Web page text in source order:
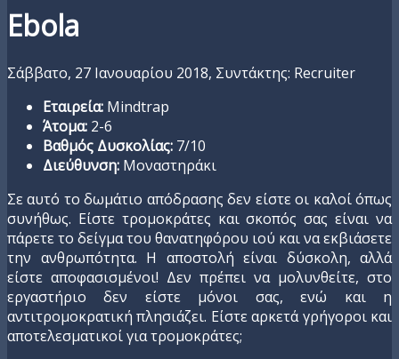
Ebola
Σάββατο, 27 Ιανουαρίου 2018, Συντάκτης: Recruiter
Εταιρεία: Mindtrap
Άτομα: 2-6
Βαθμός Δυσκολίας: 7/10
Διεύθυνση: Μοναστηράκι
Σε αυτό το δωμάτιο απόδρασης δεν είστε οι καλοί όπως
συνήθως. Είστε τρομοκράτες και σκοπός σας είναι να
πάρετε το δείγμα του θανατηφόρου ιού και να εκβιάσετε
την ανθρωπότητα. Η αποστολή είναι δύσκολη, αλλά
είστε αποφασισμένοι! Δεν πρέπει να μολυνθείτε, στο
εργαστήριο δεν είστε μόνοι σας, ενώ και η
αντιτρομοκρατική πλησιάζει. Είστε αρκετά γρήγοροι και
αποτελεσματικοί για τρομοκράτες;